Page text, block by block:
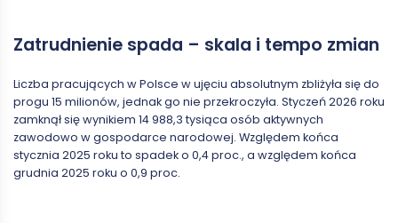
Zatrudnienie spada – skala i tempo zmian
Liczba pracujących w Polsce w ujęciu absolutnym zbliżyła się do
progu 15 milionów, jednak go nie przekroczyła. Styczeń 2026 roku
zamknął się wynikiem 14 988,3 tysiąca osób aktywnych
zawodowo w gospodarce narodowej. Względem końca
stycznia 2025 roku to spadek o 0,4 proc., a względem końca
grudnia 2025 roku o 0,9 proc.